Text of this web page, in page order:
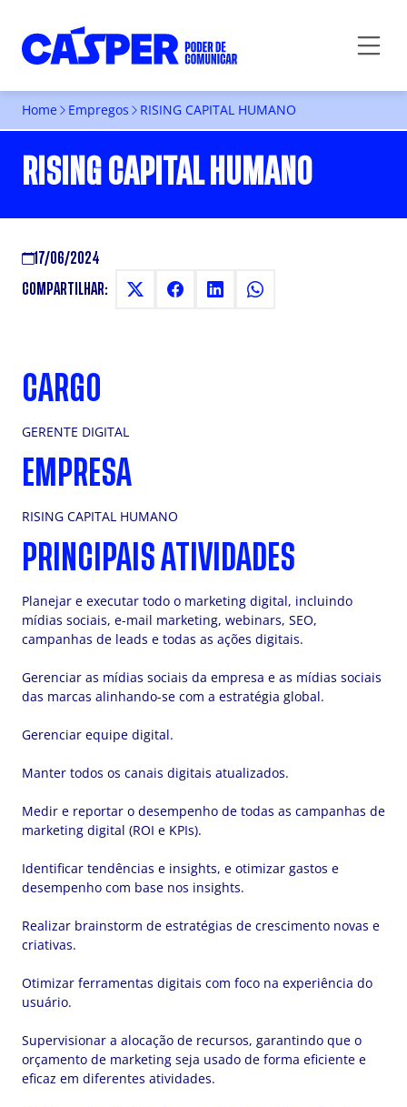
Home Empregos RISING CAPITAL HUMANO
RISING CAPITAL HUMANO
17/06/2024
COMPARTILHAR:
CARGO
GERENTE DIGITAL
EMPRESA
RISING CAPITAL HUMANO
PRINCIPAIS ATIVIDADES
Planejar e executar todo o marketing digital, incluindo
mídias sociais, e-mail marketing, webinars, SEO,
campanhas de leads e todas as ações digitais.
Gerenciar as mídias sociais da empresa e as mídias sociais
das marcas alinhando-se com a estratégia global.
Gerenciar equipe digital.
Manter todos os canais digitais atualizados.
Medir e reportar o desempenho de todas as campanhas de
marketing digital (ROI e KPIs).
Identificar tendências e insights, e otimizar gastos e
desempenho com base nos insights.
Realizar brainstorm de estratégias de crescimento novas e
criativas.
Otimizar ferramentas digitais com foco na experiência do
usuário.
Supervisionar a alocação de recursos, garantindo que o
orçamento de marketing seja usado de forma eficiente e
eficaz em diferentes atividades.